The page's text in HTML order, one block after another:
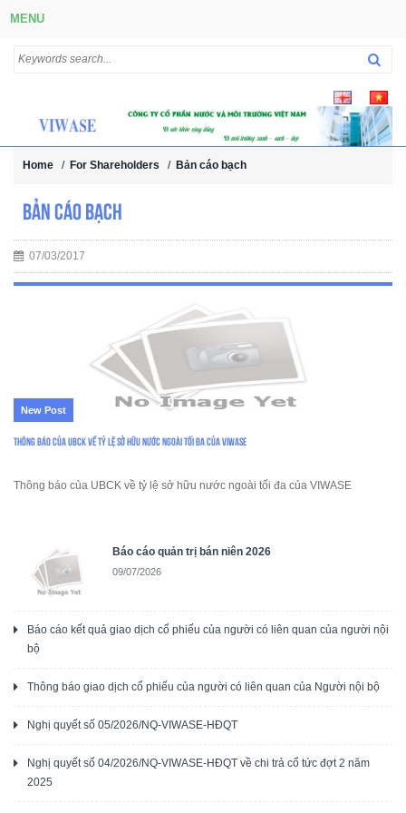
MENU
Home / For Shareholders / Bản cáo bạch
Bản cáo bạch
07/03/2017
New Post
Thông báo của UBCK về tỷ lệ sở hữu nước ngoài tối đa của VIWASE
Thông báo của UBCK về tỷ lệ sở hữu nước ngoài tối đa của VIWASE
Báo cáo quản trị bán niên 2026
09/07/2026
Báo cáo kết quả giao dịch cổ phiếu của người có liên quan của người nội
bộ
Thông báo giao dịch cổ phiếu của người có liên quan của Người nội bộ
Nghị quyết số 05/2026/NQ-VIWASE-HĐQT
Nghị quyết số 04/2026/NQ-VIWASE-HĐQT về chi trả cổ tức đợt 2 năm
2025